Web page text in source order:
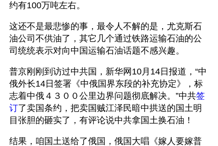
约有100万吨左右。
这还不是最悲惨的事，最令人不解的是，尤克斯石
油公司不供油了，其它几个通过铁路运输石油的公
司统统表示对向中国运输石油话题不感兴趣。
普京刚刚到访过中共国，新华网10月14日报道，“中
俄外长14日签署《中俄国界东段的补充协定》，标
志着中俄４３００公里边界问题彻底解决。”中共签
订了卖国条约，把卖国贼江泽民暗中拱送的国土明
目张胆的砸实了，有评论说中共拿国土换石油！
结果，咱国土送给了俄国，俄国大唱《嫁人要嫁普